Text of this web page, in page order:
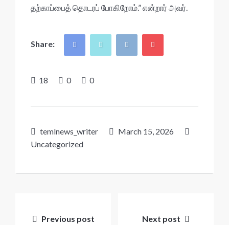
தற்காப்பைத் தொடரப் போகிறோம்.” என்றார் அவர்.
Share:
18 0 0
temlnews_writer
March 15, 2026
Uncategorized
Previous post Next post